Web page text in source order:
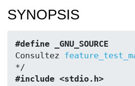
SYNOPSIS
#define _GNU_SOURCE
Consultez
#include <stdio.h>